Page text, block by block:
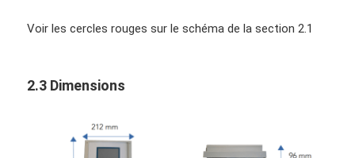
Voir les cercles rouges sur le schéma de la section 2.1
2.3 Dimensions